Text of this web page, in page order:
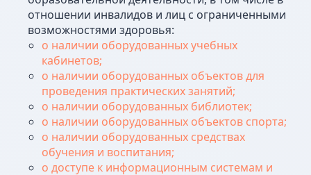
отношении инвалидов и лиц с ограниченными
возможностями здоровья:
о наличии оборудованных учебных
кабинетов;
о наличии оборудованных объектов для
проведения практических занятий;
о наличии оборудованных библиотек;
о наличии оборудованных объектов спорта;
о наличии оборудованных средствах
обучения и воспитания;
о доступе к информационным системам и
Наши партнеры